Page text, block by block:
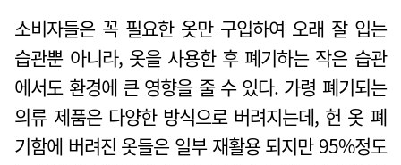
소비자들은 꼭 필요한 옷만 구입하여 오래 잘 입는
습관뿐 아니라, 옷을 사용한 후 폐기하는 작은 습관
에서도 환경에 큰 영향을 줄 수 있다. 가령 폐기되는
의류 제품은 다양한 방식으로 버려지는데, 헌 옷 폐
기함에 버려진 옷들은 일부 재활용 되지만 95%정도